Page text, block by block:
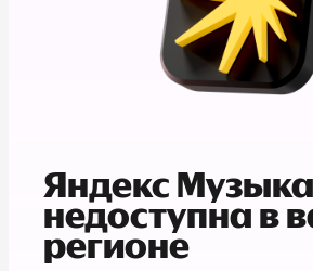
Яндекс Музыка
недоступна в
регионе